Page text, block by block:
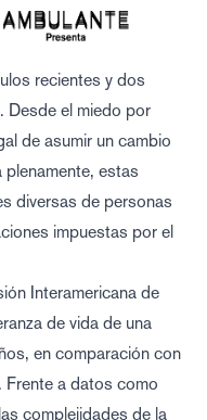
recientes y dos
Desde el miedo por
de asumir un cambio
estas
diversas de personas
impuestas por el
Interamericana de
de vida de una
en comparación con
a datos como
complejidades de la